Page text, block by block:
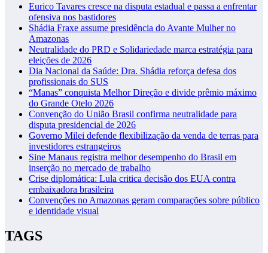
Eurico Tavares cresce na disputa estadual e passa a enfrentar
ofensiva nos bastidores
Shádia Fraxe assume presidência do Avante Mulher no
Amazonas
Neutralidade do PRD e Solidariedade marca estratégia para
eleições de 2026
Dia Nacional da Saúde: Dra. Shádia reforça defesa dos
profissionais do SUS
“Manas” conquista Melhor Direção e divide prêmio máximo
do Grande Otelo 2026
Convenção do União Brasil confirma neutralidade para
disputa presidencial de 2026
Governo Milei defende flexibilização da venda de terras para
investidores estrangeiros
Sine Manaus registra melhor desempenho do Brasil em
inserção no mercado de trabalho
Crise diplomática: Lula critica decisão dos EUA contra
embaixadora brasileira
Convenções no Amazonas geram comparações sobre público
e identidade visual
TAGS